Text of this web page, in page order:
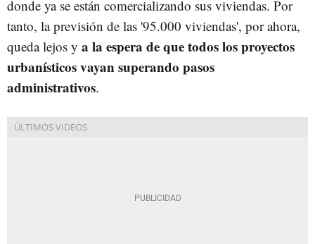
donde ya se están comercializando sus viviendas. Por
tanto, la previsión de las '95.000 viviendas', por ahora,
queda lejos y a la espera de que todos los proyectos
urbanísticos vayan superando pasos
administrativos.